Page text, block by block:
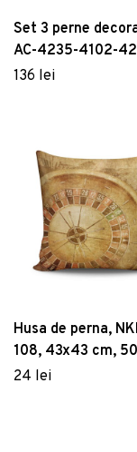
Set 3 perne
AC-4235-4102-
50% bumbac / 50%
136 lei
Husa de perna,
108, 43x43 cm,
bumbac / 50%
24 lei